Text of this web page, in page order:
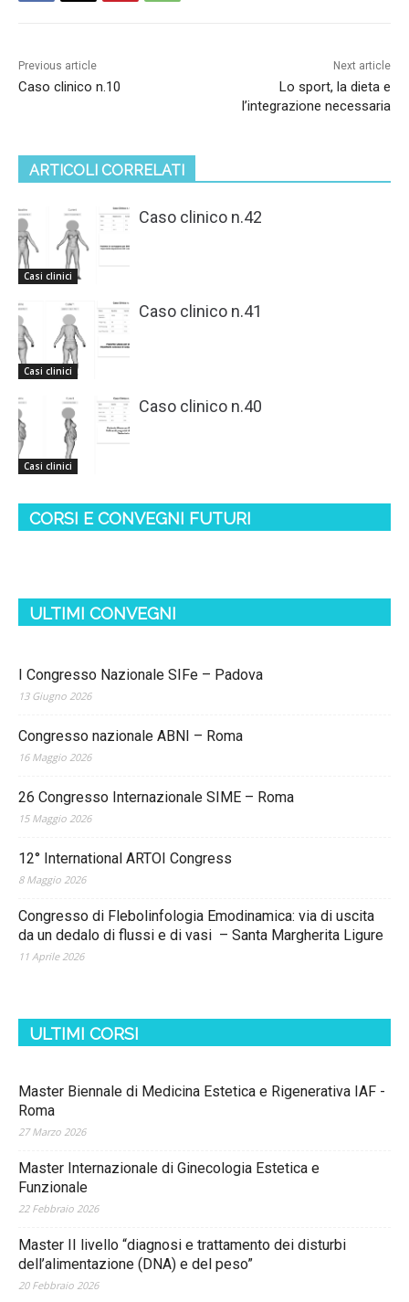
Previous article
Caso clinico n.10
Next article
Lo sport, la dieta e
l’integrazione necessaria
ARTICOLI CORRELATI
Casi clinici
Caso clinico n.42
Casi clinici
Caso clinico n.41
Casi clinici
Caso clinico n.40
CORSI E CONVEGNI FUTURI
ULTIMI CONVEGNI
I Congresso Nazionale SIFe – Padova
13 Giugno 2026
Congresso nazionale ABNI – Roma
16 Maggio 2026
26 Congresso Internazionale SIME – Roma
15 Maggio 2026
12° International ARTOI Congress
8 Maggio 2026
Congresso di Flebolinfologia Emodinamica: via di uscita
da un dedalo di flussi e di vasi – Santa Margherita Ligure
11 Aprile 2026
ULTIMI CORSI
Master Biennale di Medicina Estetica e Rigenerativa IAF -
Roma
27 Marzo 2026
Master Internazionale di Ginecologia Estetica e
Funzionale
22 Febbraio 2026
Master II livello “diagnosi e trattamento dei disturbi
dell’alimentazione (DNA) e del peso”
20 Febbraio 2026